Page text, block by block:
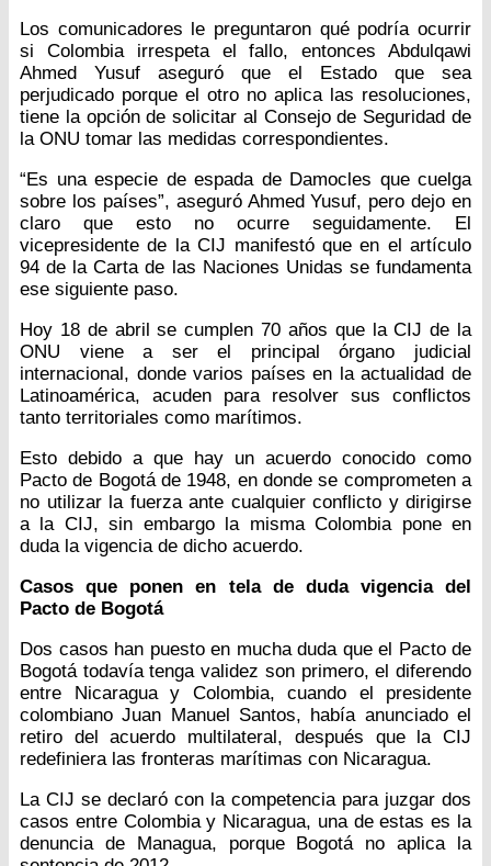
Los comunicadores le preguntaron qué podría ocurrir
si Colombia irrespeta el fallo, entonces Abdulqawi
Ahmed Yusuf aseguró que el Estado que sea
perjudicado porque el otro no aplica las resoluciones,
tiene la opción de solicitar al Consejo de Seguridad de
la ONU tomar las medidas correspondientes.
“Es una especie de espada de Damocles que cuelga
sobre los países”, aseguró Ahmed Yusuf, pero dejo en
claro que esto no ocurre seguidamente. El
vicepresidente de la CIJ manifestó que en el artículo
94 de la Carta de las Naciones Unidas se fundamenta
ese siguiente paso.
Hoy 18 de abril se cumplen 70 años que la CIJ de la
ONU viene a ser el principal órgano judicial
internacional, donde varios países en la actualidad de
Latinoamérica, acuden para resolver sus conflictos
tanto territoriales como marítimos.
Esto debido a que hay un acuerdo conocido como
Pacto de Bogotá de 1948, en donde se comprometen a
no utilizar la fuerza ante cualquier conflicto y dirigirse
a la CIJ, sin embargo la misma Colombia pone en
duda la vigencia de dicho acuerdo.
Casos que ponen en tela de duda vigencia del
Pacto de Bogotá
Dos casos han puesto en mucha duda que el Pacto de
Bogotá todavía tenga validez son primero, el diferendo
entre Nicaragua y Colombia, cuando el presidente
colombiano Juan Manuel Santos, había anunciado el
retiro del acuerdo multilateral, después que la CIJ
redefiniera las fronteras marítimas con Nicaragua.
La CIJ se declaró con la competencia para juzgar dos
casos entre Colombia y Nicaragua, una de estas es la
denuncia de Managua, porque Bogotá no aplica la